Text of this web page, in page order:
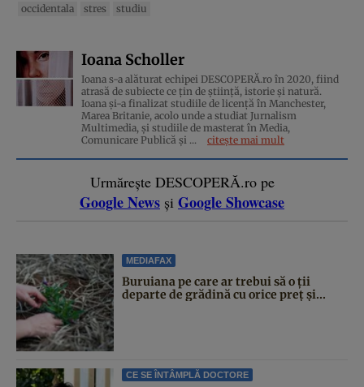
occidentala
stres studiu
Ioana Scholler
Ioana s-a alăturat echipei DESCOPERĂ.ro în 2020, fiind
atrasă de subiecte ce țin de știință, istorie și natură.
Ioana și-a finalizat studiile de licență în Manchester,
Marea Britanie, acolo unde a studiat Jurnalism
Multimedia, și studiile de masterat în Media,
Comunicare Publică și ...
citește mai mult
Urmărește DESCOPERĂ.ro pe
Google News și Google Showcase
MEDIAFAX
Buruiana pe care ar trebui să o ții
departe de grădină cu orice preț și...
CE SE ÎNTÂMPLĂ DOCTORE